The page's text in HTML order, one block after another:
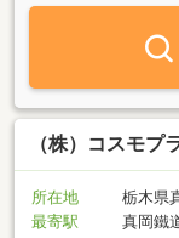
お気軽にご相談下
の目の高さで、わ
しを心よりお待ち
（株）コスモプ
所在地
栃木県
最寄駅
真岡鐵